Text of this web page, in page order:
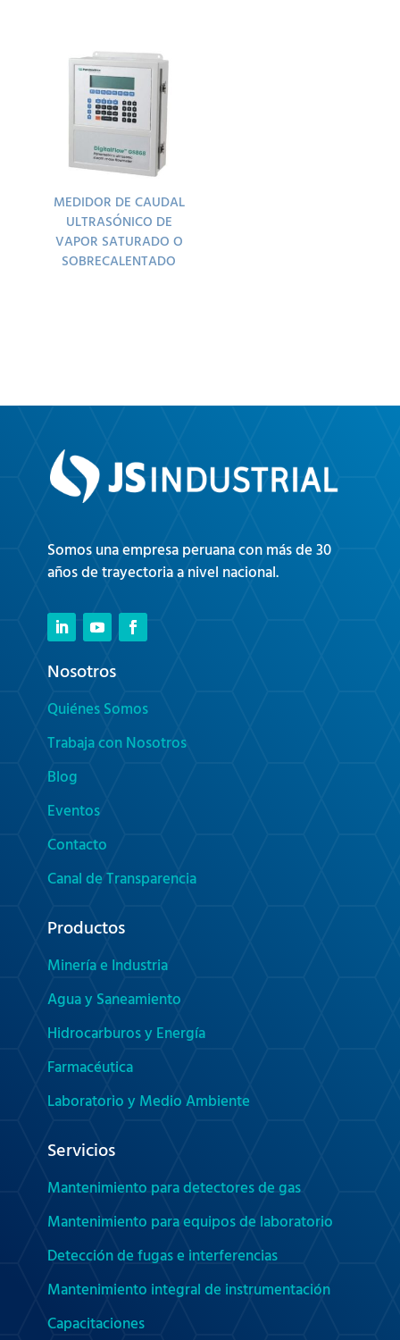
MEDIDOR DE CAUDAL
ULTRASÓNICO DE
VAPOR SATURADO O
SOBRECALENTADO
Somos una empresa peruana con más de 30
años de trayectoria a nivel nacional.
Nosotros
Quiénes Somos
Trabaja con Nosotros
Blog
Eventos
Contacto
Canal de Transparencia
Productos
Minería e Industria
Agua y Saneamiento
Hidrocarburos y Energía
Farmacéutica
Laboratorio y Medio Ambiente
Servicios
Mantenimiento para detectores de gas
Mantenimiento para equipos de laboratorio
Detección de fugas e interferencias
Mantenimiento integral de instrumentación
Capacitaciones